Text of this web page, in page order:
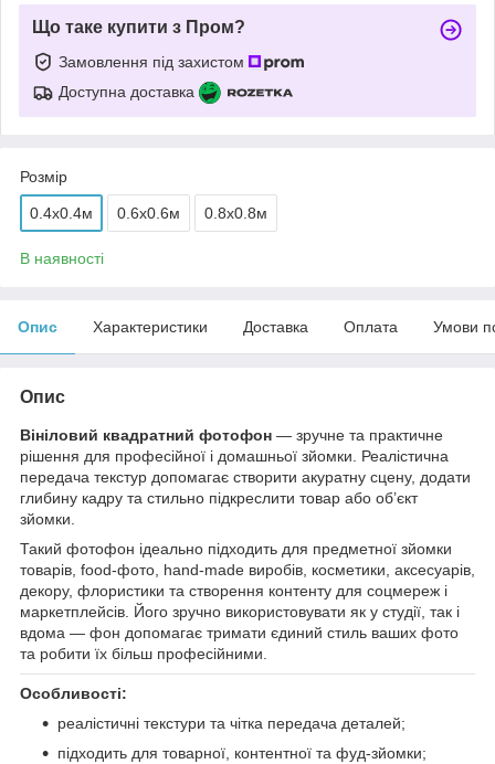
Що таке купити з Пром?
Замовлення під захистом
Доступна доставка
Розмір
0.4х0.4м 0.6х0.6м 0.8х0.8м
В наявності
Опис Характеристики Доставка Оплата Умови
Опис
Вініловий квадратний фотофон — зручне та практичне
рішення для професійної і домашньої зйомки. Реалістична
передача текстур допомагає створити акуратну сцену, додати
глибину кадру та стильно підкреслити товар або об’єкт
зйомки.
Такий фотофон ідеально підходить для предметної зйомки
товарів, food-фото, hand-made виробів, косметики, аксесуарів,
декору, флористики та створення контенту для соцмереж і
маркетплейсів. Його зручно використовувати як у студії, так і
вдома — фон допомагає тримати єдиний стиль ваших фото
та робити їх більш професійними.
Особливості:
реалістичні текстури та чітка передача деталей;
підходить для товарної, контентної та фуд-зйомки;